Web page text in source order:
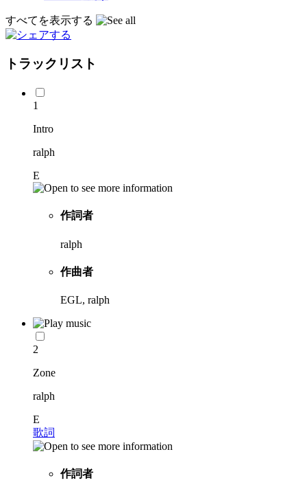
すべてを表示する
トラックリスト
1
Intro
ralph
E
作詞者
ralph
作曲者
EGL, ralph
2
Zone
ralph
E
歌詞
作詞者